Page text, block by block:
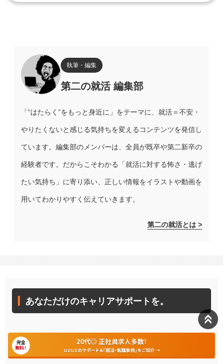
執筆・編集
第二の就活 編集部
「“はたらく”をもっと身近に」をテーマに、就活＝不安・
やりたくないと感じる気持ちを変えるコンテンツを発信し
ています。編集部のメンバーは、全員が既卒や第二新卒の
経験者です。だからこそわかる「就活に対する怖さ・逃げ
たい気持ち」に寄り添い、正しい情報をイラストや動画を
用いてわかりやすく伝えていきます。
第二の就活とは >
あなただけのキャリアサポートを。
こんにちは！「第二の就活」運営会社のUZUZ（ウズウズ）で
す。
完全
無料！
20代◎ 正社員求人多数！
UZUZのサポート＆『就活・転職事例』をご紹介 →